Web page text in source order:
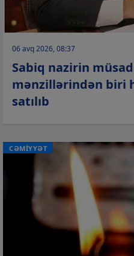
06 avq 2026, 08:37
Sabiq nazirin
mənzillərindən biri
satılıb
CƏMİYYƏT